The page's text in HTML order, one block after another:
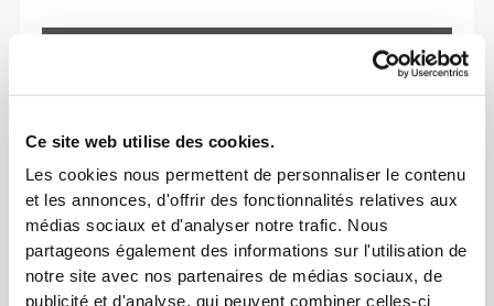
Ce site web utilise des cookies.
Les cookies nous permettent de personnaliser le contenu
et les annonces, d'offrir des fonctionnalités relatives aux
médias sociaux et d'analyser notre trafic. Nous
partageons également des informations sur l'utilisation de
notre site avec nos partenaires de médias sociaux, de
publicité et d'analyse, qui peuvent combiner celles-ci